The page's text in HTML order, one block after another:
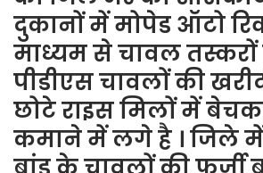
दुकानों में मोपेड ऑटो
माध्यम से चावल
पीडीएस चावलों की
छोटे राइस मिलों में
कमाने में लगे है । जिले